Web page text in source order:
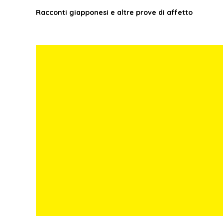
Racconti giapponesi e altre prove di affetto